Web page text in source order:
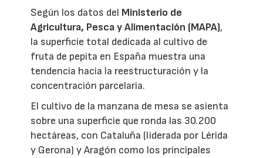
Según los datos del Ministerio de
Agricultura, Pesca y Alimentación (MAPA),
la superficie total dedicada al cultivo de
fruta de pepita en España muestra una
tendencia hacia la reestructuración y la
concentración parcelaria.
El cultivo de la manzana de mesa se asienta
sobre una superficie que ronda las 30.200
hectáreas, con Cataluña (liderada por Lérida
y Gerona) y Aragón como los principales